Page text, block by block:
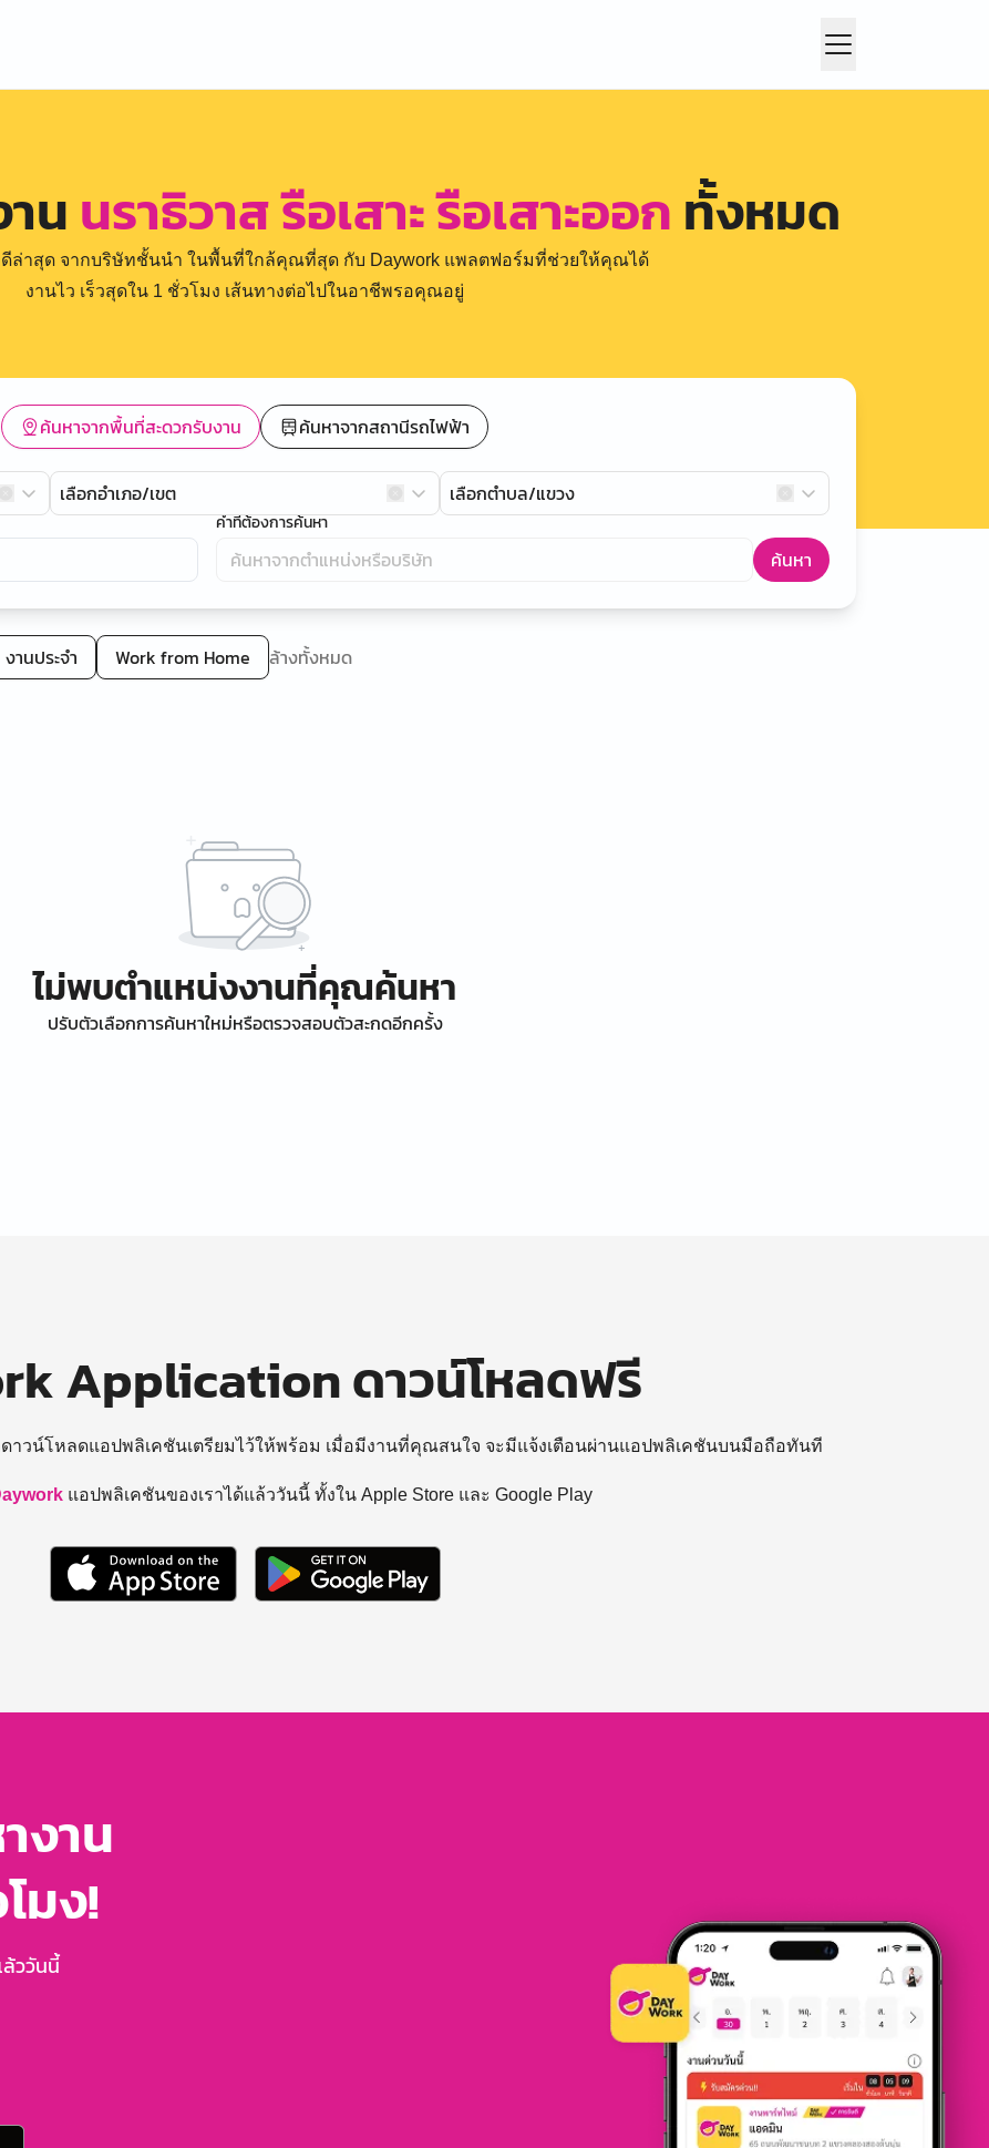
น นราธิวาส รือเสาะ รือเสาะออก ทั้งหมด
ล่าสุด จากบริษัทชั้นนำ ในพื้นที่ใกล้คุณที่สุด กับ Daywork แพลตฟอร์มที่ช่วยให้คุณได้
งานไว เร็วสุดใน 1 ชั่วโมง เส้นทางต่อไปในอาชีพรอคุณอยู่
ค้นหาจากพื้นที่สะดวกรับงาน ค้นหาจากสถานีรถไฟฟ้า
เลือกอำเภอ/เขต เลือกตำบล/แขวง
คำที่ต้องการค้นหา
ค้นหา
งานประจำ Work from Home ล้างทั้งหมด
ไม่พบตำแหน่งงานที่คุณค้นหา
ปรับตัวเลือกการค้นหาใหม่หรือตรวจสอบตัวสะกดอีกครั้ง
Application ดาวน์โหลดฟรี
าวน์โหลดแอปพลิเคชันเตรียมไว้ให้พร้อม เมื่อมีงานที่คุณสนใจ จะมีแจ้งเตือนผ่านแอปพลิเคชันบนมือถือทันที
แอปพลิเคชันของเราได้แล้ววันนี้ ทั้งใน Apple Store และ Google Play
งาน
มง!
ววันนี้